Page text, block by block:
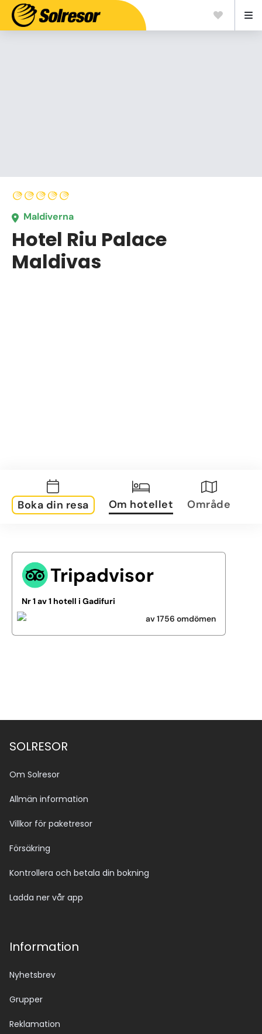
Maldiverna
Hotel Riu Palace
Maldivas
Boka din resa Om hotellet Område
Tripadvisor
Nr 1 av 1 hotell i Gadifuri
av 1756 omdömen
SOLRESOR
Om Solresor
Allmän information
Villkor för paketresor
Försäkring
Kontrollera och betala din bokning
Ladda ner vår app
Information
Nyhetsbrev
Grupper
Reklamation